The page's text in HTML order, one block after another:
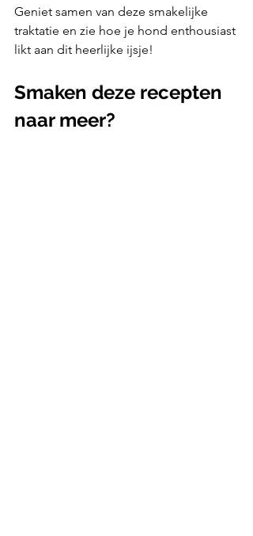
Geniet samen van deze smakelijke
traktatie en zie hoe je hond enthousiast
likt aan dit heerlijke ijsje!
Smaken deze recepten
naar meer?